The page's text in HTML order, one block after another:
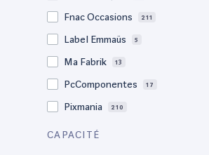
1,02" 1
Fnac Occasions 211
Label Emmaüs 5
Ma Fabrik 13
PcComponentes 17
Pixmania 210
Rakuten
CAPACITÉ